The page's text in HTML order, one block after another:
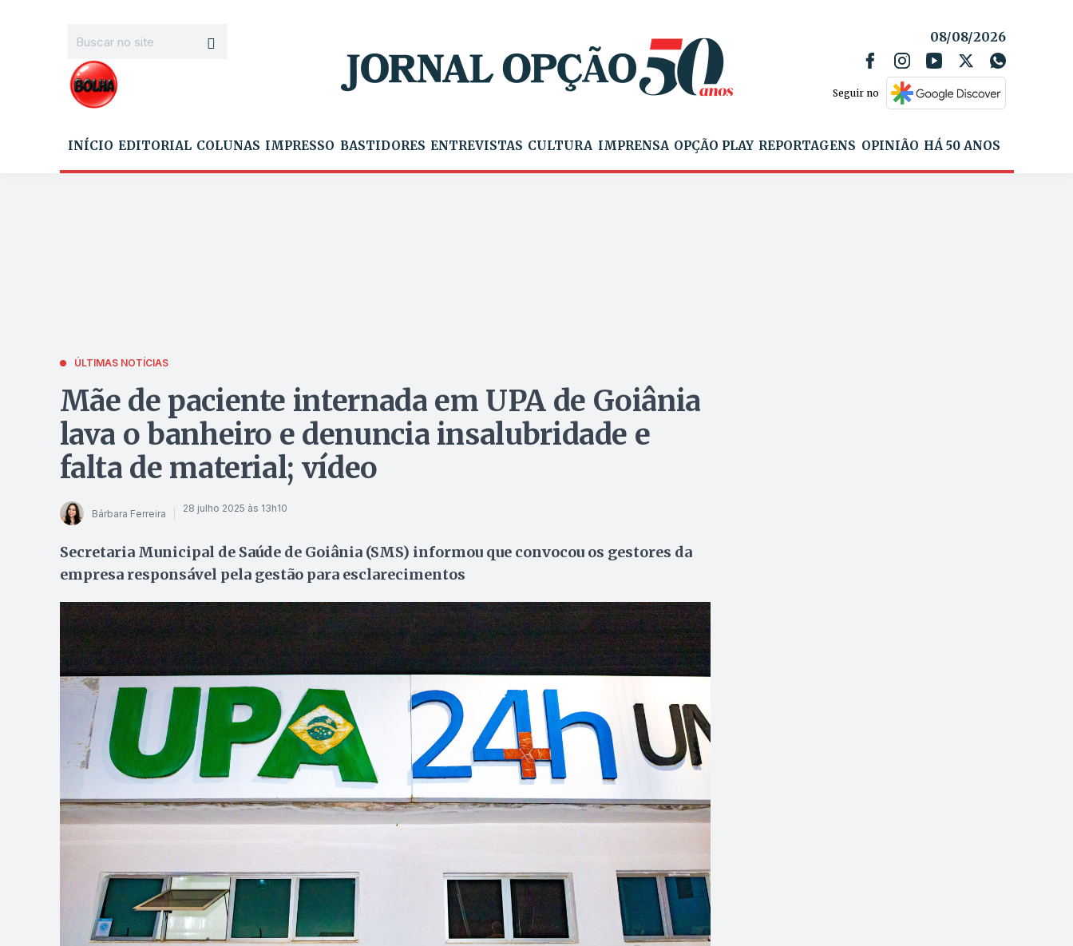
08/08/2026
Seguir no
INÍCIO EDITORIAL COLUNAS IMPRESSO BASTIDORES ENTREVISTAS CULTURA IMPRENSA OPÇÃO PLAY REPORTAGENS OPINIÃO HÁ 50 ANOS
ÚLTIMAS NOTÍCIAS
Mãe de paciente internada em UPA de Goiânia
lava o banheiro e denuncia insalubridade e
falta de material; vídeo
Bárbara Ferreira 28 julho 2025 às 13h10
Secretaria Municipal de Saúde de Goiânia (SMS) informou que convocou os gestores da
empresa responsável pela gestão para esclarecimentos